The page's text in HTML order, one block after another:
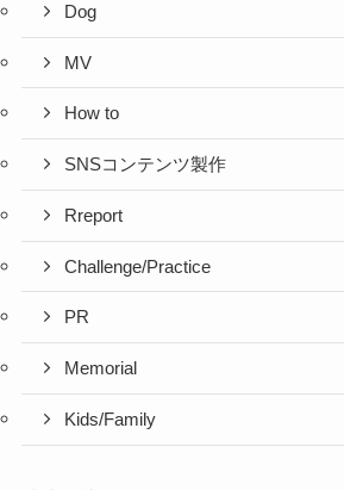
Dog
MV
How to
SNSコンテンツ製作
Rreport
Challenge/Practice
PR
Memorial
Kids/Family